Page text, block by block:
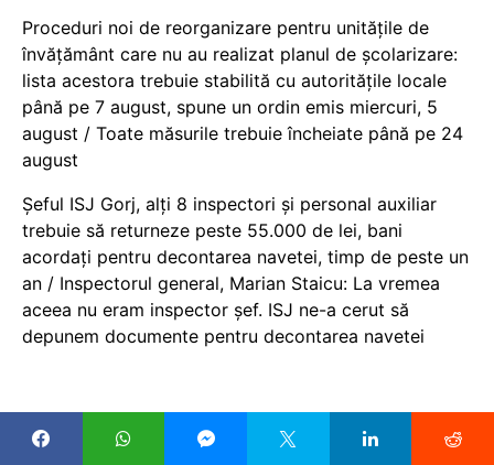
Proceduri noi de reorganizare pentru unitățile de
învățământ care nu au realizat planul de școlarizare:
lista acestora trebuie stabilită cu autoritățile locale
până pe 7 august, spune un ordin emis miercuri, 5
august / Toate măsurile trebuie încheiate până pe 24
august
Șeful ISJ Gorj, alți 8 inspectori și personal auxiliar
trebuie să returneze peste 55.000 de lei, bani
acordați pentru decontarea navetei, timp de peste un
an / Inspectorul general, Marian Staicu: La vremea
aceea nu eram inspector șef. ISJ ne-a cerut să
depunem documente pentru decontarea navetei